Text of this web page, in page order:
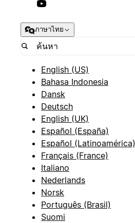
ภาษาไทย
English (US)
Bahasa Indonesia
Dansk
Deutsch
English (UK)
Español (España)
Español (Latinoamérica)
Français (France)
Italiano
Nederlands
Norsk
Português (Brasil)
Suomi